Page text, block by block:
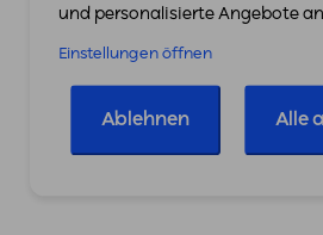
easybill unterstützt schon
und das ganz ohne
und personalisierte Angebote
Einstellungen öffnen
Ablehnen Alle